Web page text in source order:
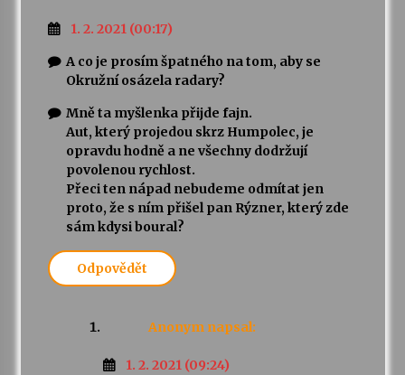
1. 2. 2021 (00:17)
A co je prosím špatného na tom, aby se
Okružní osázela radary?
Mně ta myšlenka přijde fajn.
Aut, který projedou skrz Humpolec, je
opravdu hodně a ne všechny dodržují
povolenou rychlost.
Přeci ten nápad nebudeme odmítat jen
proto, že s ním přišel pan Rýzner, který zde
sám kdysi boural?
Odpovědět
Anonym napsal:
1. 2. 2021 (09:24)